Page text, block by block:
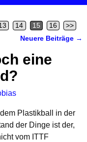
14 15 16 >>
Neuere Beiträge →
eine
Plastikball in der
der Dinge ist der,
vom ITTF